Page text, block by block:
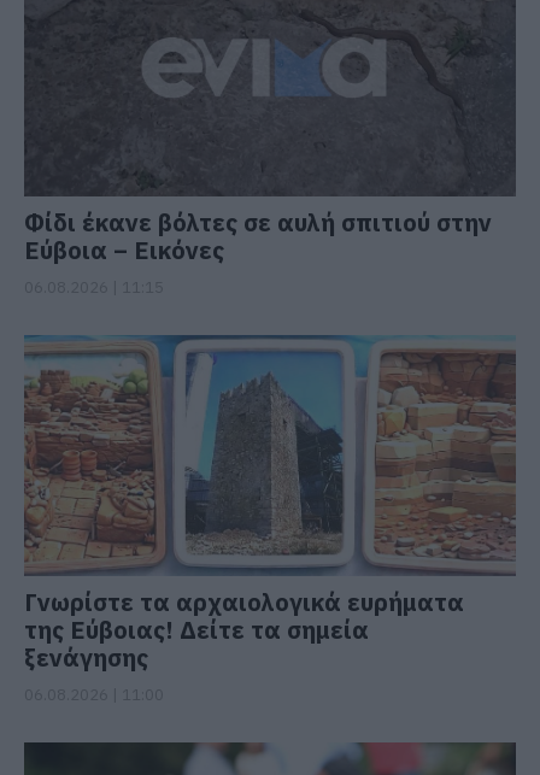
Φίδι έκανε βόλτες σε αυλή σπιτιού στην
Εύβοια – Εικόνες
Γνωρίστε τα αρχαιολογικά ευρήματα
της Εύβοιας! Δείτε τα σημεία
ξενάγησης